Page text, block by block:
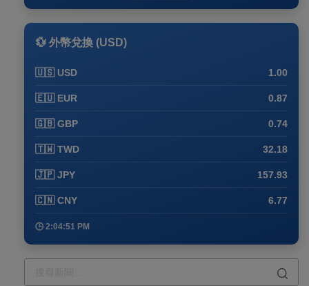
💱 外幣兌換 (USD)
🇺🇸 USD 1.00
🇪🇺 EUR 0.87
🇬🇧 GBP 0.74
🇹🇼 TWD 32.18
🇯🇵 JPY 157.93
🇨🇳 CNY 6.77
🕒 2:04:51 PM